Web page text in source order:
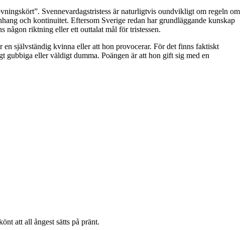
Svennevardagstristess är naturligtvis oundvikligt om regeln om
och kontinuitet. Eftersom Sverige redan har grundläggande kunskap
någon riktning eller ett outtalat mål för tristessen.
självständig kvinna eller att hon provocerar. För det finns faktiskt
eller väldigt dumma. Poängen är att hon gift sig med en
att all ångest sätts på pränt.